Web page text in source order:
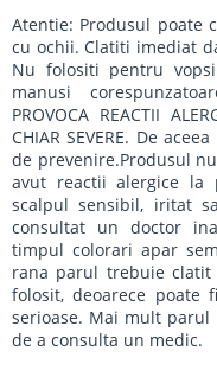
Atentie: Produsul poate
cu ochii. Clatiti imediat
Nu folositi pentru
manusi
PROVOCA REACTII
CHIAR SEVERE. De
de prevenire.Produsul
avut reactii alergice la
scalpul sensibil, iritat
consultat un doctor
timpul colorari apar
rana parul trebuie
folosit, deoarece
serioase. Mai mult
de a consulta un medic.